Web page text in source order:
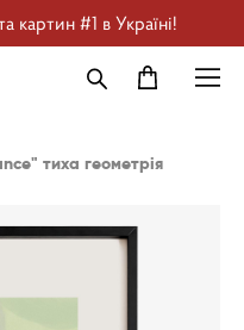
картин #1 в Україні!
тиха геометрія